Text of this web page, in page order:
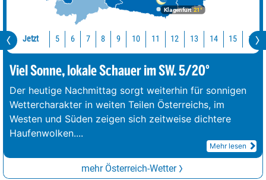
Klagenfurt 21°
Jetzt 5 6 7 8 9 10 11 12 13 14 15 16
Viel Sonne, lokale Schauer im SW. 5/20°
Der heutige Nachmittag sorgt weiterhin für sonnigen
Wettercharakter in weiten Teilen Österreichs, im
Westen und Süden zeigen sich zeitweise dichtere
Haufenwolken....
Mehr lesen
mehr Österreich-Wetter